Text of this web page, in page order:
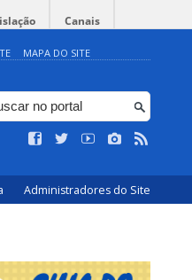
Canais
MAPA DO SITE
Administradores do Site